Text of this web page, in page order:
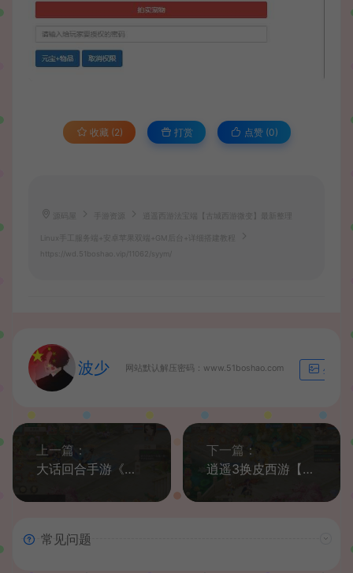
收藏 (2) 打赏 点赞 (0)
手游资源
Linux手工服务端+安卓苹果双端+GM后台+详细搭建教程
https://wd.51boshao.vip/11062/syym/
波少 网站默认解压密码：www.51boshao.com 生成海
上一篇：
大话回合手游《精品西游之星阵5.9精修版》最新整理WIN系服务端+安卓苹果双端+GM后台+代理后台+详细搭建教程
下一篇：
逍遥3换皮西游【岁月法宝】最新整理Linux手工服务端+安卓+代理后台+详细搭建教程
常见问题